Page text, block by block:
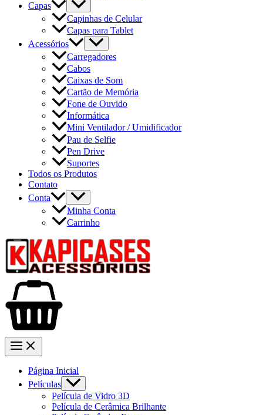
Capas
Capinhas de Celular
Capas para Tablet
Acessórios
Carregadores
Cabos
Caixas de Som
Cartão de Memória
Fone de Ouvido
Informática
Mini Ventilador / Umidificador
Pau de Selfie
Pen Drive
Suportes
Todos os Produtos
Contato
Conta
Minha Conta
Carrinho
Página Inicial
Películas
Película de Vidro 3D
Película de Cerâmica Brilhante